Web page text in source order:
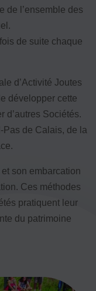
de l’ensemble des
de suite chaque
d’Activité Joutes
développer cette
d’autres Sociétés.
Pas de Calais, de la
son embarcation
Ces méthodes
pratiquent leur
du patrimoine